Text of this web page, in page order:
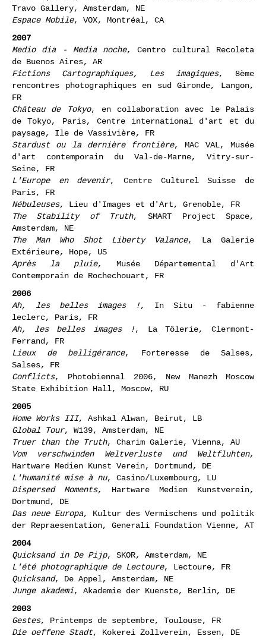
Arte Contemporaneo de Rosario, AR
After Spinoza, how to enter the machine ?
Espace Mobile
2007
Medio dia - Media noche, Centro cultural Recoleta
de Buenos Aires, AR
Fictions Cartographiques, Les imagiques
rencontres photographiques en sud Gironde, Langon,
FR
Château de Tokyo, en collaboration avec le Palais
de Tokyo, Paris, Centre international d'art et du
paysage, Ile de Vassivière, FR
Stardust ou la dernière frontière
d'art contemporain du Val-de-Marne, Vitry-sur-
Seine, FR
L'Europe en devenir, Centre Culturel Suisse de
Paris, FR
Nébuleuses
, Lieu d'Images et d'Art, Grenoble, FR
The Stability of Truth, SMART Project Space,
Amsterdam, NE
The Man Who Shot Liberty Valance, La Galerie
Extérieure, Hope, US
Contemporain de Rochechouart, FR
2006
Ah, les belles images !
, In Situ - fabienne
leclerc, Paris, FR
Ah, les belles images !
, La Tôlerie, Clermont-
Ferrand, FR
Lieux de belligérance
, Forteresse de Salses,
Salses, FR
State Exhibition Hall, Moscow, RU
2005
Home Works III, Ashkal Alwan, Beirut, LB
Global Tour, W139, Amsterdam, NE
Truer than the Truth, Charim Galerie, Vienna, AU
Vom verschwinden Weltverluste und Weltfluhten
Hartware Medien Kunst Verein, Dortmund, DE
L'humanité mise à nu
Dispersed Moments, Hartware Medien Kunstverein,
Dortmund, DE
der Repraesentation, Generali Foundation Vienne, AT
2004
Quicksand in De Pijp
, SKOR, Amsterdam, NE
L'été photographique de Lectoure, Lectoure, FR
Junge akademi
2003